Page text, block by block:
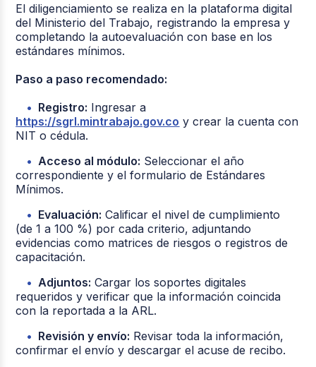
El diligenciamiento se realiza en la plataforma digital
del Ministerio del Trabajo, registrando la empresa y
completando la autoevaluación con base en los
estándares mínimos.
Paso a paso recomendado:
Registro: Ingresar a
https://sgrl.mintrabajo.gov.co y crear la cuenta con
NIT o cédula.
Acceso al módulo: Seleccionar el año
correspondiente y el formulario de Estándares
Mínimos.
Evaluación: Calificar el nivel de cumplimiento
(de 1 a 100 %) por cada criterio, adjuntando
evidencias como matrices de riesgos o registros de
capacitación.
Adjuntos: Cargar los soportes digitales
requeridos y verificar que la información coincida
con la reportada a la ARL.
Revisión y envío: Revisar toda la información,
confirmar el envío y descargar el acuse de recibo.